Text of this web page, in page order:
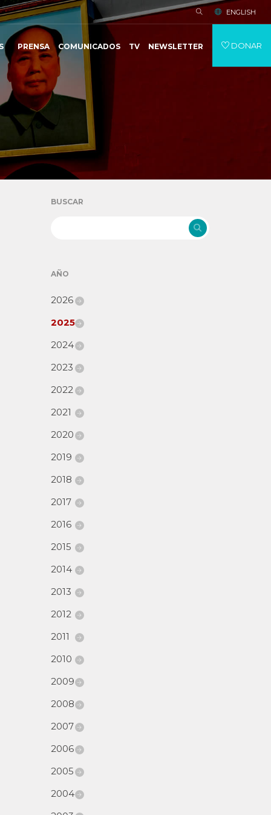
ENGLISH
PRENSA COMUNICADOS TV NEWSLETTER DONAR
BUSCAR
AÑO
2026
2025
2024
2023
2022
2021
2020
2019
2018
2017
2016
2015
2014
2013
2012
2011
2010
2009
2008
2007
2006
2005
2004